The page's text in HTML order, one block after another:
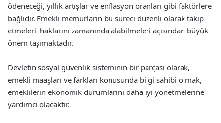
ödeneceği, yıllık artışlar ve enflasyon oranları gibi faktörlere
bağlıdır. Emekli memurların bu süreci düzenli olarak takip
etmeleri, haklarını zamanında alabilmeleri açısından büyük
önem taşımaktadır.
Devletin sosyal güvenlik sisteminin bir parçası olarak,
emekli maaşları ve farkları konusunda bilgi sahibi olmak,
emeklilerin ekonomik durumlarını daha iyi yönetmelerine
yardımcı olacaktır.